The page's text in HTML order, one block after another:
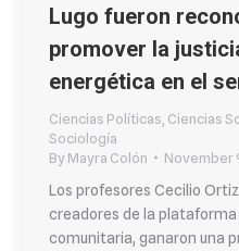
Lugo fueron
promover la
energética en el
Ciencias Políticas Ciencias
Sociología
ByMayra Colón
November
Los profesores Cecilio Ortiz
creadores de la plataforma
comunitaria, ganaron una